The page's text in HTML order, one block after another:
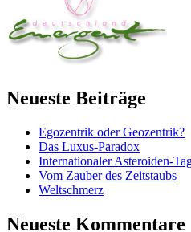
Neueste Beiträge
Egozentrik oder Geozentrik?
Das Luxus-Paradox
Internationaler Asteroiden-
Vom Zauber des Zeitstaubs
Weltschmerz
Neueste Kommentare